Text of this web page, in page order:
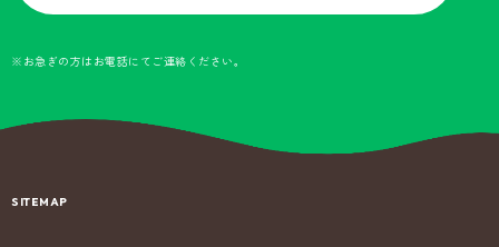
※お急ぎの方はお電話にてご連絡ください。
SITEMAP